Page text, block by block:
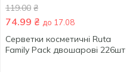
119.00 ₴
74.99 ₴ до 17.08
Серветки косметичні Ruta
Family Pack двошарові 226шт